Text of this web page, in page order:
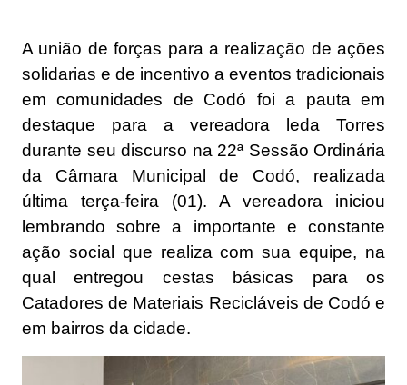
A união de forças para a realização de ações
solidarias e de incentivo a eventos tradicionais
em comunidades de Codó foi a pauta em
destaque para a vereadora leda Torres
durante seu discurso na 22ª Sessão Ordinária
da Câmara Municipal de Codó, realizada
última terça-feira (01). A vereadora iniciou
lembrando sobre a importante e constante
ação social que realiza com sua equipe, na
qual entregou cestas básicas para os
Catadores de Materiais Recicláveis de Codó e
em bairros da cidade.